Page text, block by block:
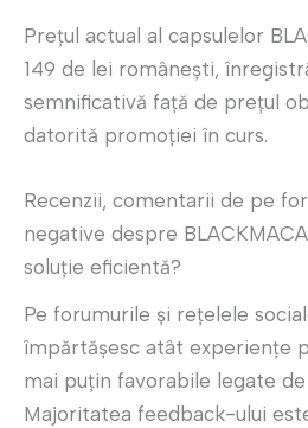
Prețul actual al capsulelor
149 de lei românești,
semnificativă față de prețul
datorită promoției în curs.
Recenzii, comentarii de pe
negative despre
soluție eficientă?
Pe forumurile și rețelele
împărtășesc atât experiențe
mai puțin favorabile legate de
Majoritatea feedback-ului